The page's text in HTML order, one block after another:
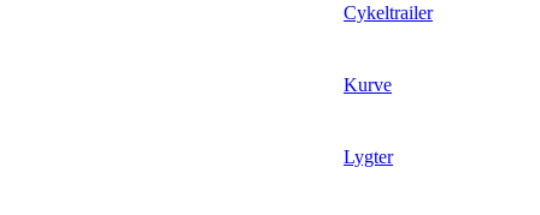
Cykeltrailer
Kurve
Lygter